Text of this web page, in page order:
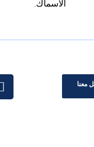
الأسماك.
معنا